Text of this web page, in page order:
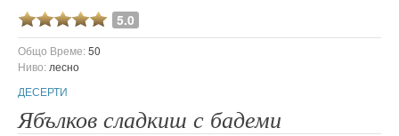
5.0
Общо Време:50
Ниво: лесно
ДЕСЕРТИ
Ябълков сладкиш с бадеми